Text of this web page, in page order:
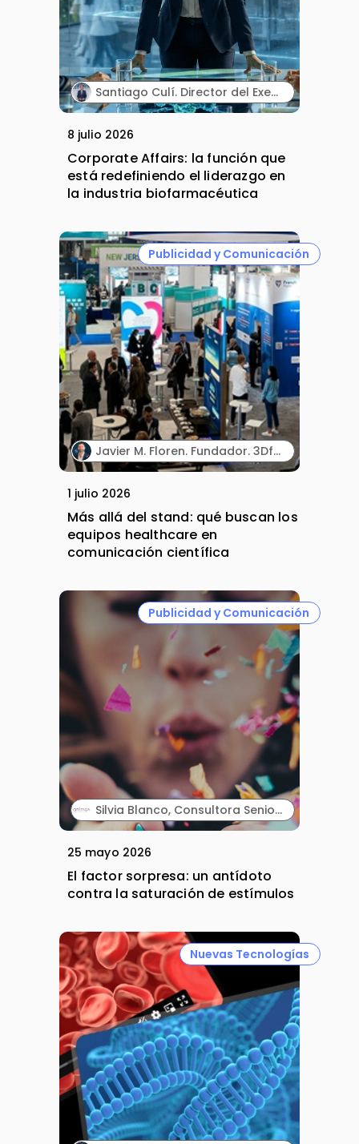
Santiago Culí. Director del Executive Program en Asuntos Públicos y Comunicación en la Industria Farmacéutica de Cesif.
8 julio 2026
Corporate Affairs: la función que
está redefiniendo el liderazgo en
la industria biofarmacéutica
Publicidad y Comunicación
Javier M. Floren. Fundador. 3DforScience.
1 julio 2026
Más allá del stand: qué buscan los
equipos healthcare en
comunicación científica
Publicidad y Comunicación
Silvia Blanco, Consultora Senior y Carla Vallès, Manager Senior. ANIMA.
25 mayo 2026
El factor sorpresa: un antídoto
contra la saturación de estímulos
Nuevas Tecnologías